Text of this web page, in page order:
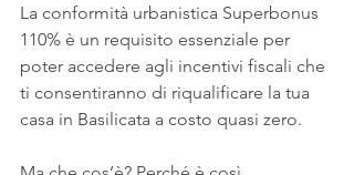
La conformità urbanistica Superbonus
110% è un requisito essenziale per
poter accedere agli incentivi fiscali che
ti consentiranno di riqualificare la tua
casa in Basilicata a costo quasi zero.